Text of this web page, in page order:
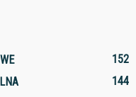
152
144